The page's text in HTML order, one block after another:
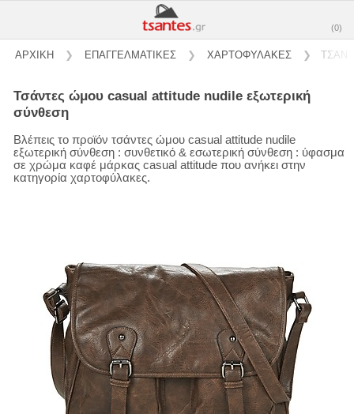
(0)
ΑΡΧΙΚΗ ❯ ΕΠΑΓΓΕΛΜΑΤΙΚΕΣ ❯ ΧΑΡΤΟΦΥΛΑΚΕΣ ❯
τσάντες ώμου casual attitude nudile εξωτερική
σύνθεση
Βλέπεις το προϊόν τσάντες ώμου casual attitude nudile
εξωτερική σύνθεση : συνθετικό & εσωτερική σύνθεση : ύφασμα
σε χρώμα καφέ μάρκας casual attitude που ανήκει στην
κατηγορία χαρτοφύλακες.